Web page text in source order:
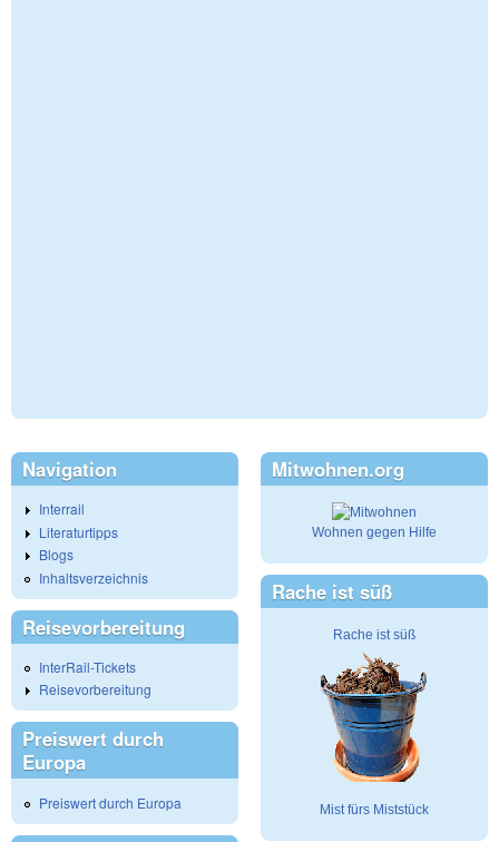
Navigation
Interrail
Literaturtipps
Blogs
Inhaltsverzeichnis
Reisevorbereitung
InterRail-Tickets
Reisevorbereitung
Preiswert durch
Europa
Preiswert durch Europa
Mitwohnen.org
Wohnen gegen Hilfe
Rache ist süß
Rache ist süß
Mist fürs Miststück